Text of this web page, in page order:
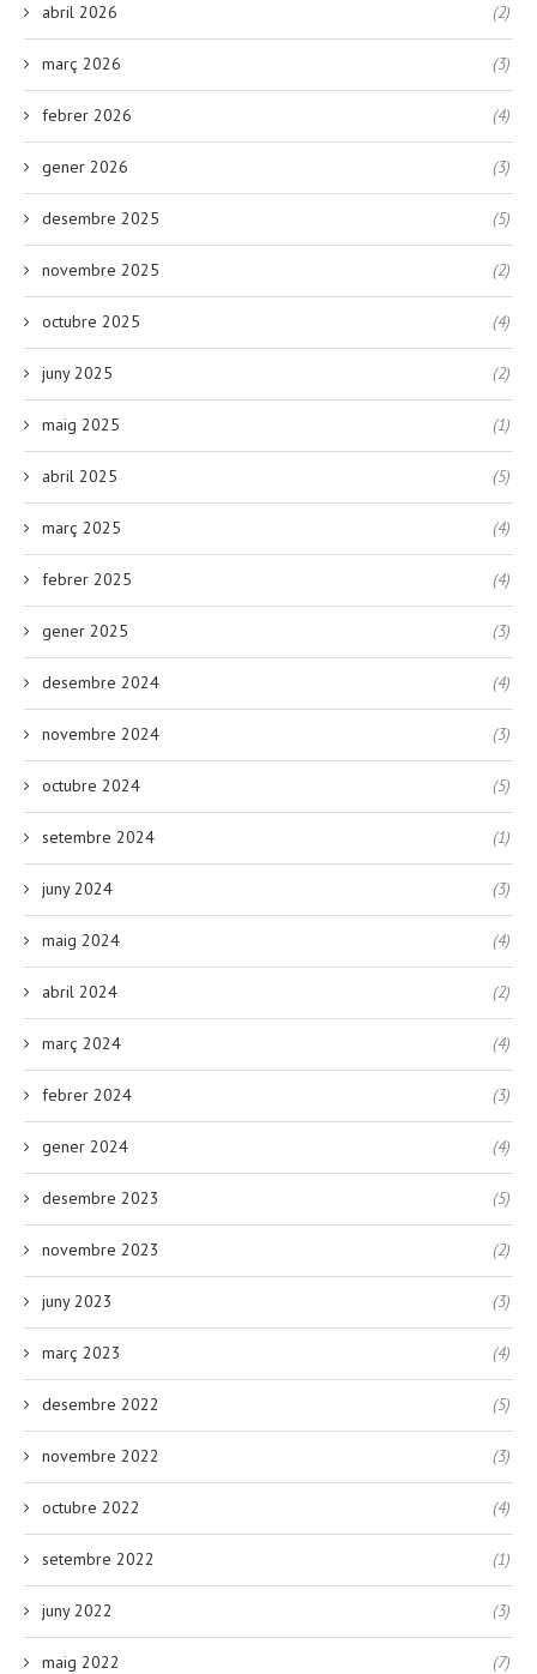
abril 2026 (2)
març 2026 (3)
febrer 2026 (4)
gener 2026 (3)
desembre 2025 (5)
novembre 2025 (2)
octubre 2025 (4)
juny 2025 (2)
maig 2025 (1)
abril 2025 (5)
març 2025 (4)
febrer 2025 (4)
gener 2025 (3)
desembre 2024 (4)
novembre 2024 (3)
octubre 2024 (5)
setembre 2024 (1)
juny 2024 (3)
maig 2024 (4)
abril 2024 (2)
març 2024 (4)
febrer 2024 (3)
gener 2024 (4)
desembre 2023 (5)
novembre 2023 (2)
juny 2023 (3)
març 2023 (4)
desembre 2022 (5)
novembre 2022 (3)
octubre 2022 (4)
setembre 2022 (1)
juny 2022 (3)
maig 2022 (7)